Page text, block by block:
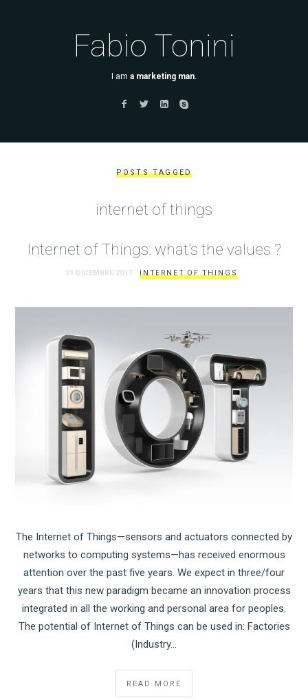
Fabio Tonini
I am a marketing man.
POSTS TAGGED
internet of things
Internet of Things: what’s the values ?
21 DICEMBRE 2017 INTERNET OF THINGS
The Internet of Things—sensors and actuators connected by
networks to computing systems—has received enormous
attention over the past five years. We expect in three/four
years that this new paradigm became an innovation process
integrated in all the working and personal area for peoples.
The potential of Internet of Things can be used in: Factories
(Industry…
READ MORE